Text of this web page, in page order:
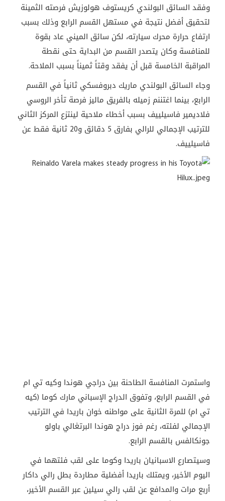
وفقد السائق البولندي كريستوف هولوزيش فرصته الثمينة
لتحقيق أفضل نتيجة في مستهل القسم الرابع وذلك بسبب
ارتفاع حرارة محرك سيارته، لكن سائق الميني عاد بقوة
للمنافسة وكان يتصدر القسم من البداية حتى نقطة
المراقبة الخامسة قبل أن يفقد وقتاً ثميناً بسبب الملاحة.
وجاء السائق البولندي ماريك دبروفسكي ثانياً في القسم
الرابع، بينما اغتننم زميله بالفريق ماليز فرصة تأخر الروسي
فلاديمير فاسيلييف بسبب أخطاء ملاحية لينتزع المركز الثاني
للترتيب الإجمالي للرالي بفارق 5 دقائق و20 ثانية فقط عن
فاسيلييف.
واستمرت المنافسة الطاحنة بين دراجي هوندا وكيه تي ام
في القسم الرابع، وتفوق الدراج الإسباني مارك كوما (كيه
تي ام) للمرة الثانية على مواطنه خوان باريدا في الترتيب
الإجمالي لفئته، رغم فوز دراج هوندا البرتغالي باولو
جونكالفس بالقسم الرابع.
وسيتصارع الاسبانيان باريدا وكوما على لقب فئتهما في
اليوم الأخير، ويمتلك باريدا أفضلية مطاردة بطل رالي داكار
أربع مرات والمدافع عن لقب رالي سيلين عبر القسم الأخير،